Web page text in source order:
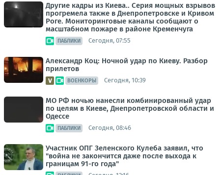
Другие кадры из Киева.. Серия мощных взрывов
прогремела также в Днепропетровске и Кривом
Роге. Мониторинговые каналы сообщают о
масштабном пожаре в районе Кременчуга
ПАБЛИКИ Сегодня, 07:55
Александр Коц: Ночной удар по Киеву. Разбор
прилетов
ВОЕНКОРЫ Сегодня, 10:39
МО РФ ночью нанесли комбинированный удар
по целям в Киеве, Днепропетровской области и
Одессе
ПАБЛИКИ Сегодня, 08:46
Участник ОПГ Зеленского Кулеба заявил, что
"война не закончится даже после выхода к
границам 91-го года"